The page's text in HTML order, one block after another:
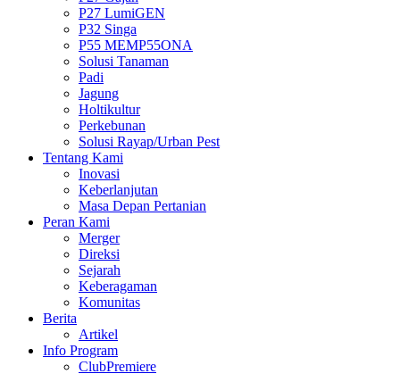
P27 LumiGEN
P32 Singa
P55 MEMP55ONA
Solusi Tanaman
Padi
Jagung
Holtikultur
Perkebunan
Solusi Rayap/Urban Pest
Tentang Kami
Inovasi
Keberlanjutan
Masa Depan Pertanian
Peran Kami
Merger
Direksi
Sejarah
Keberagaman
Komunitas
Berita
Artikel
Info Program
ClubPremiere